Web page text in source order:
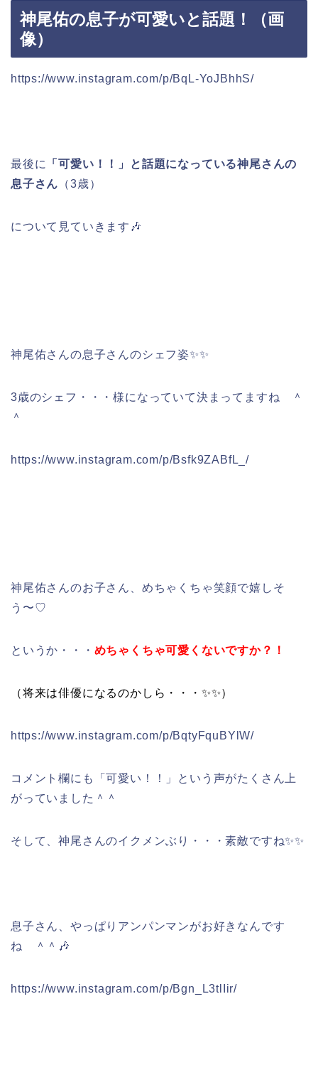
神尾佑の息子が可愛いと話題！（画
像）
https://www.instagram.com/p/BqL-YoJBhhS/
最後に 「可愛い！！」と話題になっている神尾さんの
息子さん （3歳）
について見ていきます🎶
神尾佑さんの息子さんのシェフ姿✨✨
3歳のシェフ・・・様になっていて決まってますね ＾
＾
https://www.instagram.com/p/Bsfk9ZABfL_/
神尾佑さんのお子さん、めちゃくちゃ笑顔で嬉しそ
う〜♡
というか・・・ めちゃくちゃ可愛くないですか？！
（将来は俳優になるのかしら・・・✨✨）
https://www.instagram.com/p/BqtyFquBYlW/
コメント欄にも「可愛い！！」という声がたくさん上
がっていました＾＾
そして、神尾さんのイクメンぶり・・・素敵ですね✨✨
息子さん、やっぱりアンパンマンがお好きなんです
ね ＾＾🎶
https://www.instagram.com/p/Bgn_L3tlIir/